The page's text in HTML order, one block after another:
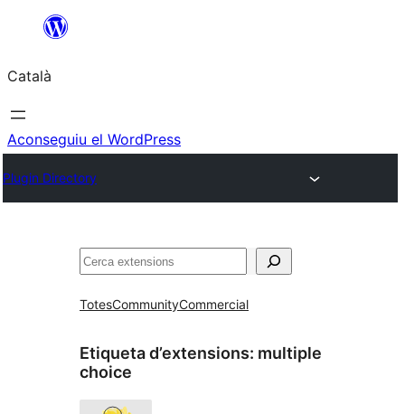
contingut
Català
Aconseguiu el WordPress
Plugin Directory
Cerca
TotesCommunityCommercial
Etiqueta d’extensions: multiple
choice